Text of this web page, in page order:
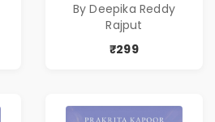
Reddy Rajput
By Deepika Reddy
Rajput
₹299